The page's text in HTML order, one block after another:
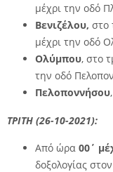
μέχρι την οδό
Βενιζέλου, στο
μέχρι την οδό
Ολύμπου, στο
την οδό
Πελοποννήσου
ΤΡΙΤΗ (26-10-2021):
Από ώρα 00΄
δοξολογίας